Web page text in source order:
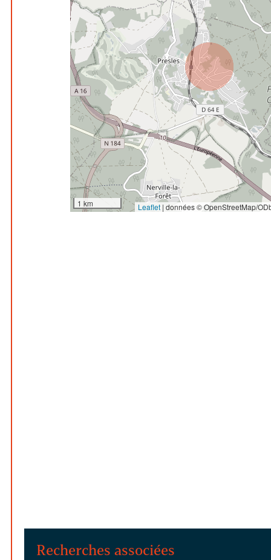
1 km Leaflet | données © OpenStreetMap/
Recherches associées